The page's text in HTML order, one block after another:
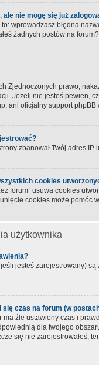
nie mogę się już
wprowadzasz błędna
żadnych postów na
Zjednoczonych prawo,
Jeżeli nie jesteś pewien,
ani oficjalny support
zbanował Twój adres
cookies
forum” usuwa cookies
cookies może
użytkownika
jesteś zarejestrowany)
się czas na forum (w
ma źle ustawiony czas i
dla twojego
się nie zarejestrowałeś,